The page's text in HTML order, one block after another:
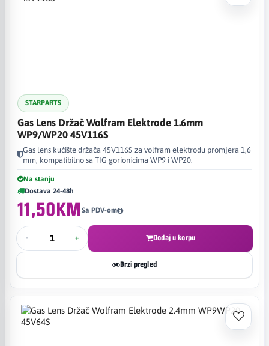
STARPARTS
Gas Lens Držač Wolfram Elektrode 1.6mm
WP9/WP20 45V116S
Gas lens kućište držača 45V116S za volfram elektrodu promjera 1,6
mm, kompatibilno sa TIG gorionicima WP9 i WP20.
Na stanju
Dostava 24-48h
11,50KMSa PDV-om
- + Dodaj u korpu
Brzi pregled